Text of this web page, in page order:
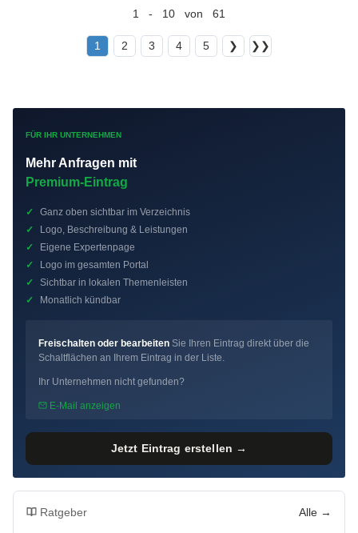
1 - 10 von 61
1 2 3 4 5 ❯ ❯❯
FÜR IHR UNTERNEHMEN
Mehr Anfragen mit
Premium-Eintrag
✓
Ganz oben sichtbar im Verzeichnis
✓
Logo, Beschreibung & Leistungen
✓
Eigene Expertenpage
✓
Logo im gesamten Portal
✓
Sichtbar in lokalen Themenleisten
✓
Monatlich kündbar
Freischalten oder bearbeiten Sie Ihren Eintrag direkt über die
Schaltflächen an Ihrem Eintrag in der Liste.
Ihr Unternehmen nicht gefunden?
E-Mail anzeigen
Jetzt Eintrag erstellen →
Ratgeber Alle →